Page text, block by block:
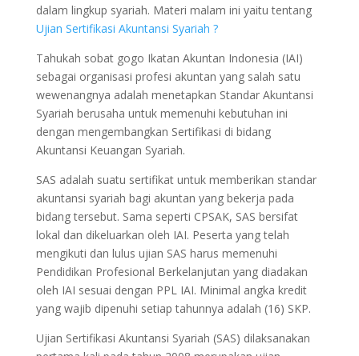
dalam lingkup syariah. Materi malam ini yaitu tentang
Ujian Sertifikasi Akuntansi Syariah ?
Tahukah sobat gogo Ikatan Akuntan Indonesia (IAI)
sebagai organisasi profesi akuntan yang salah satu
wewenangnya adalah menetapkan Standar Akuntansi
Syariah berusaha untuk memenuhi kebutuhan ini
dengan mengembangkan Sertifikasi di bidang
Akuntansi Keuangan Syariah.
SAS adalah suatu sertifikat untuk memberikan standar
akuntansi syariah bagi akuntan yang bekerja pada
bidang tersebut. Sama seperti CPSAK, SAS bersifat
lokal dan dikeluarkan oleh IAI. Peserta yang telah
mengikuti dan lulus ujian SAS harus memenuhi
Pendidikan Profesional Berkelanjutan yang diadakan
oleh IAI sesuai dengan PPL IAI. Minimal angka kredit
yang wajib dipenuhi setiap tahunnya adalah (16) SKP.
Ujian Sertifikasi Akuntansi Syariah (SAS) dilaksanakan